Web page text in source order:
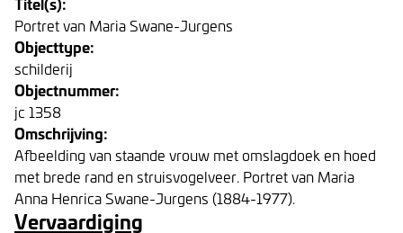
Portret van Maria Swane-Jurgens
Objecttype:
schilderij
Objectnummer:
jc 1358
Omschrijving:
Afbeelding van staande vrouw met omslagdoek en hoed
met brede rand en struisvogelveer. Portret van Maria
Anna Henrica Swane-Jurgens (1884-1977).
Vervaardiging